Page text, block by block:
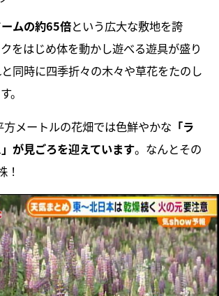
ムの約65倍という広大な敷地を誇
をはじめ体を動かし遊べる遊具が盛り
同時に四季折々の木々や草花をたのし
。
メートルの花畑では色鮮やかな 「ラ
が見ごろを迎えています。なんとその
！